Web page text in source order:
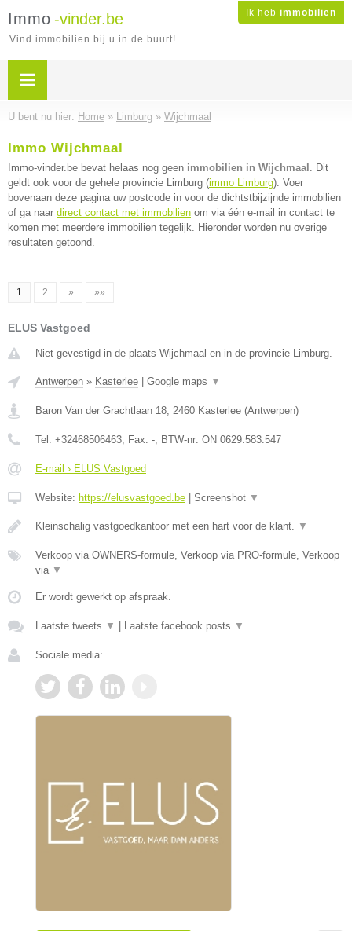
Ik heb immobilien
Immo -vinder.be
Vind immobilien bij u in de buurt!
U bent nu hier: Home » Limburg » Wijchmaal
Immo Wijchmaal
Immo-vinder.be bevat helaas nog geen immobilien in Wijchmaal . Dit
geldt ook voor de gehele provincie Limburg (immo Limburg). Voer
bovenaan deze pagina uw postcode in voor de dichtstbijzijnde immobilien
of ga naar direct contact met immobilien om via één e-mail in contact te
komen met meerdere immobilien tegelijk. Hieronder worden nu overige
resultaten getoond.
1 2 » »»
ELUS Vastgoed
Niet gevestigd in de plaats Wijchmaal en in de provincie Limburg.
Antwerpen » Kasterlee Google maps ▼
Baron Van der Grachtlaan 18, 2460 Kasterlee (Antwerpen)
Tel: +32468506463, Fax: -, BTW-nr: ON 0629.583.547
E-mail › ELUS Vastgoed
Website: https://elusvastgoed.be Screenshot ▼
Kleinschalig vastgoedkantoor met een hart voor de klant. ▼
Verkoop via OWNERS-formule, Verkoop via PRO-formule, Verkoop
via ▼
Er wordt gewerkt op afspraak.
Laatste tweets ▼ Laatste facebook posts ▼
Sociale media: